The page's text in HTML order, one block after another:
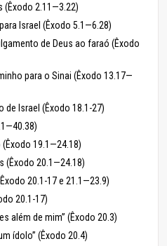
(Êxodo 2.11—3.22)
Israel (Êxodo 5.1—6.28)
de Deus ao faraó (Êxodo
para o Sinai (Êxodo 13.17—
de Israel (Êxodo 18.1-27)
19.1—24.18)
(Êxodo 20.1—24.18)
20.1-17 e 21.1—23.9)
20.1-17)
além de mim” (Êxodo 20.3)
ídolo” (Êxodo 20.4)